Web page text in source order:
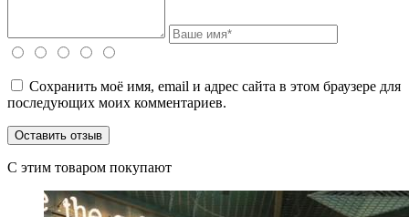
Сохранить моё имя, email и адрес сайта в этом браузере для
последующих моих комментариев.
C этим товаром покупают